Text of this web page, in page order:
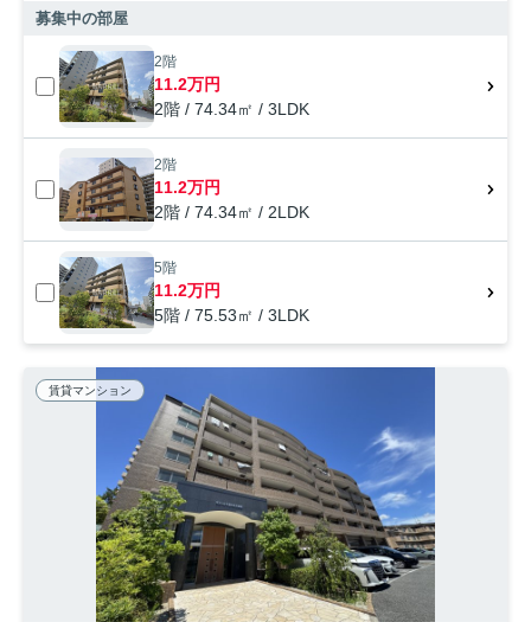
募集中の部屋
2階
11.2万円
2階 / 74.34㎡ / 3LDK
2階
11.2万円
2階 / 74.34㎡ / 2LDK
5階
11.2万円
5階 / 75.53㎡ / 3LDK
賃貸マンション